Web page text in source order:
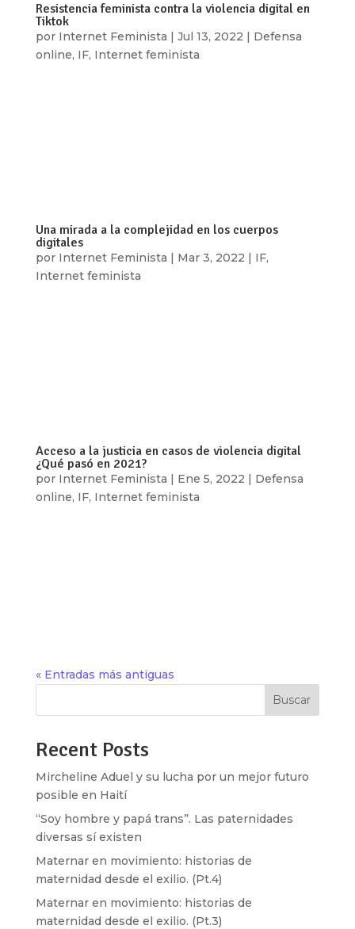
Resistencia feminista contra la violencia digital en
Tiktok
por Internet Feminista | Jul 13, 2022 | Defensa
online, IF, Internet feminista
Una mirada a la complejidad en los cuerpos
digitales
por Internet Feminista | Mar 3, 2022 | IF,
Internet feminista
Acceso a la justicia en casos de violencia digital
¿Qué pasó en 2021?
por Internet Feminista | Ene 5, 2022 | Defensa
online, IF, Internet feminista
« Entradas más antiguas
Buscar
Recent Posts
Mircheline Aduel y su lucha por un mejor futuro
posible en Haití
“Soy hombre y papá trans”. Las paternidades
diversas sí existen
Maternar en movimiento: historias de
maternidad desde el exilio. (Pt.4)
Maternar en movimiento: historias de
maternidad desde el exilio. (Pt.3)